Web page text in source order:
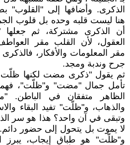
الذكرى. وأضافها إلى "القلوب"
هنا ليست قلبه وحده بل قلوب
أن الذكرى مشتركة، ثم
العقول، لأن القلب مقر
مقر المعلومات والأفكار،
جرح وندبة ومجد.
ثم يقول "ذكرى مضت لكنها
تأمل جمال "مضت" و"ظلّت"،
الظاهر متفقان في الباطن.
والذهاب، و"ظلّت" تفيد البقاء
وتبقى في آن واحد؟ هذا هو سر
لا يموت بل يتحول إلى حضور
و"ظلّت" هو طباق إيجاب، يبرز